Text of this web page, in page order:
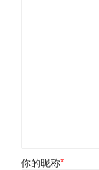
你的昵称*